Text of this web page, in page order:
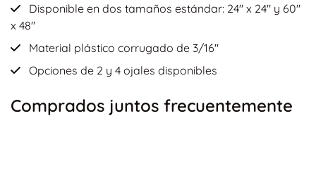
Disponible en dos tamaños estándar: 24" x 24" y 60"
x 48"
Material plástico corrugado de 3/16"
Opciones de 2 y 4 ojales disponibles
Comprados juntos frecuentemente